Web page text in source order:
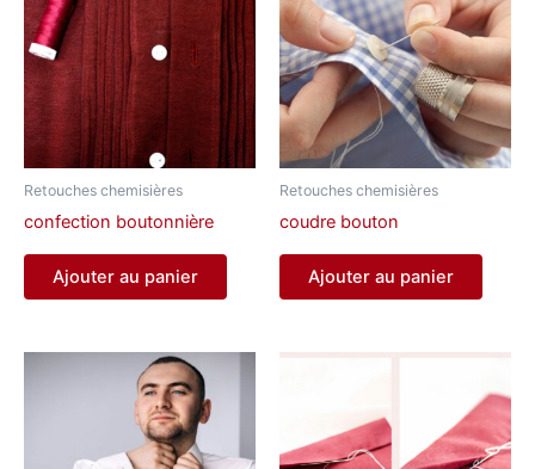
Retouches chemisières
confection boutonnière
Ajouter au panier
Retouches chemisières
coudre bouton
Ajouter au panier